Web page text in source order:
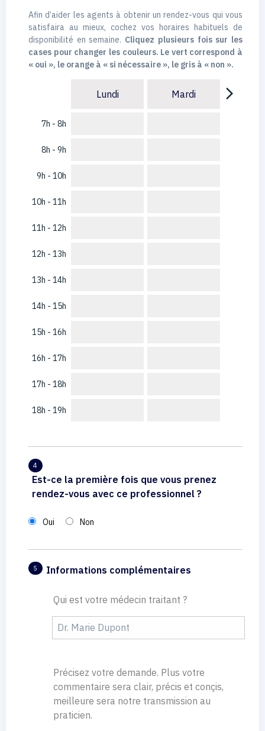
Afin d’aider les agents à obtenir un rendez-vous qui vous
satisfaira au mieux, cochez vos horaires habituels de
disponibilité en semaine. Cliquez plusieurs fois sur les
cases pour changer les couleurs. Le vert correspond à
« oui », le orange à « si nécessaire », le gris à « non ».
7h - 8h
8h - 9h
9h - 10h
10h - 11h
11h - 12h
12h - 13h
13h - 14h
14h - 15h
15h - 16h
16h - 17h
17h - 18h
18h - 19h
Lundi Mardi arrow_forward_ios
4
Est-ce la première fois que vous prenez
rendez-vous avec ce professionnel ?
Oui Non
5 Informations complémentaires
Qui est votre médecin traitant ?
Précisez votre demande. Plus votre
commentaire sera clair, précis et conçis,
meilleure sera notre transmission au
praticien.